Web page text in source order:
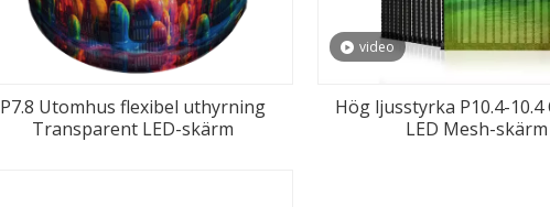
P7.8 Utomhus flexibel uthyrning
Transparent LED-skärm
video
Hög ljusstyrka P10.4-
LED Mesh-skärm